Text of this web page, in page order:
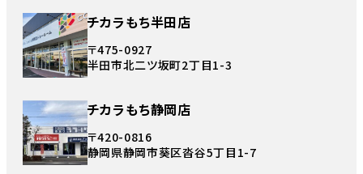
チカラもち半田店
〒475-0927
半田市北二ツ坂町2丁目1-3
チカラもち静岡店
〒420-0816
静岡県静岡市葵区沓谷5丁目1-7